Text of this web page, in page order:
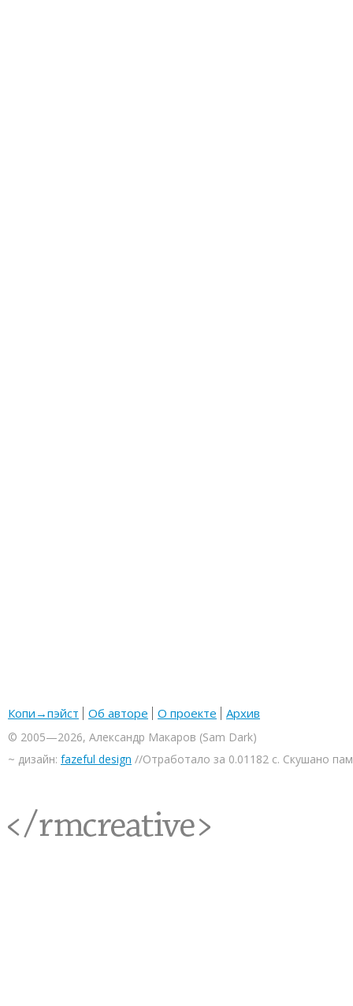
Копи→пэйст Об авторе О проекте Архив
© 2005—2026, Александр Макаров (Sam Dark)
~ дизайн: fazeful design //Отработало за 0.01182 с. Скушано
<rmcreative/>